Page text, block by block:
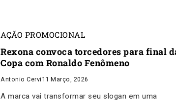
AÇÃO PROMOCIONAL
Rexona convoca torcedores para final
Copa com Ronaldo Fenômeno
Antonio Cervi 11 Março, 2026
A marca vai transformar seu slogan em uma